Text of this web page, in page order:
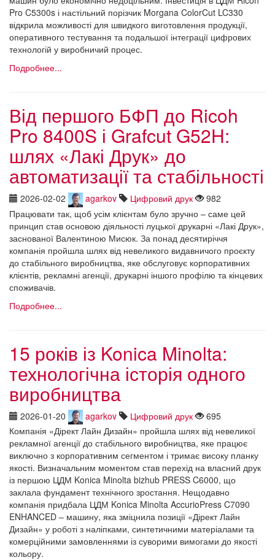
Pro C5300s і настільний порізчик Morgana ColorCut LC330
відкрила можливості для швидкого виготовлення продукції,
оперативного тестування та подальшої інтеграції цифрових
технологій у виробничий процес.
Подробнее...
Від першого БФП до Ricoh
Pro 8400S і Grafcut G52H:
шлях «Лакі Друк» до
автоматизації та стабільності
2026-02-02 agarkov Цифровий друк
982
Працювати так, щоб усім клієнтам було зручно – саме цей
принцип став основою діяльності луцької друкарні «Лакі Друк»,
заснованої Валентиною Мисюк. За понад десятиріччя
компанія пройшла шлях від невеликого видавничого проєкту
до стабільного виробництва, яке обслуговує корпоративних
клієнтів, рекламні агенції, друкарні іншого профілю та кінцевих
споживачів.
Подробнее...
15 років із Konica Minolta:
технологічна історія одного
виробництва
2026-01-20 agarkov Цифровий друк
695
Компанія «Дірект Лайн Дизайн» пройшла шлях від невеликої
рекламної агенції до стабільного виробництва, яке працює
виключно з корпоративним сегментом і тримає високу планку
якості. Визначальним моментом став перехід на власний друк
із першою ЦДМ Konica Minolta bizhub PRESS C6000, що
заклала фундамент технічного зростання. Нещодавно
компанія придбала ЦДМ Konica Minolta AccurioPress C7090
ENHANCED – машину, яка зміцнила позиції «Дірект Лайн
Дизайн» у роботі з наліпками, синтетичними матеріалами та
комерційними замовленнями із суворими вимогами до якості
кольору.